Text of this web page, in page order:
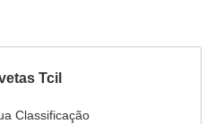
Tcil
Classificação